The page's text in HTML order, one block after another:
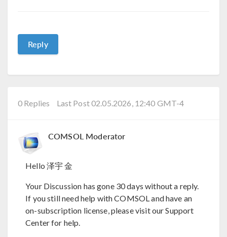
Reply
0 Replies Last Post 02.05.2026, 12:40 GMT-4
COMSOL Moderator
Hello 泽宇 金
Your Discussion has gone 30 days without a reply.
If you still need help with COMSOL and have an
on-subscription license, please visit our Support
Center for help.